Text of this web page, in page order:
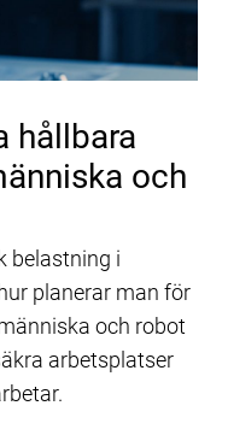
hållbara
och
belastning i
planerar man för
och robot
arbetsplatser